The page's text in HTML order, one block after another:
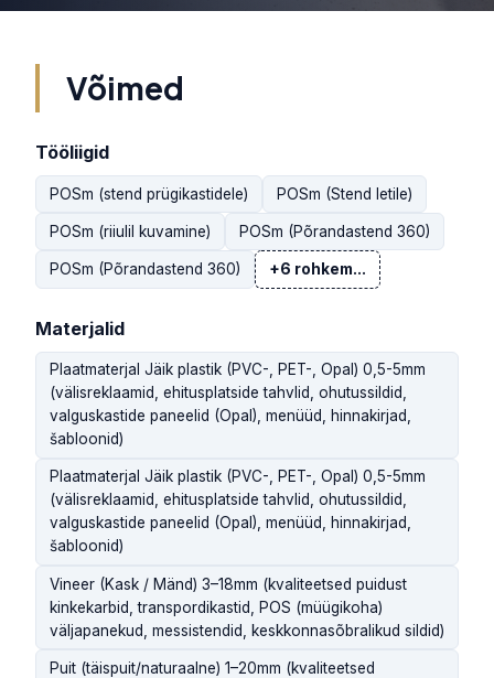
Võimed
Tööliigid
POSm (stend prügikastidele) POSm (Stend letile)
POSm (riiulil kuvamine) POSm (Põrandastend 360)
POSm (Põrandastend 360) +6 rohkem...
Materjalid
Plaatmaterjal Jäik plastik (PVC-, PET-, Opal) 0,5-5mm
(välisreklaamid, ehitusplatside tahvlid, ohutussildid,
valguskastide paneelid (Opal), menüüd, hinnakirjad,
šabloonid)
Plaatmaterjal Jäik plastik (PVC-, PET-, Opal) 0,5-5mm
(välisreklaamid, ehitusplatside tahvlid, ohutussildid,
valguskastide paneelid (Opal), menüüd, hinnakirjad,
šabloonid)
Vineer (Kask / Mänd) 3–18mm (kvaliteetsed puidust
kinkekarbid, transpordikastid, POS (müügikoha)
väljapanekud, messistendid, keskkonnasõbralikud sildid)
Puit (täispuit/naturaalne) 1–20mm (kvaliteetsed